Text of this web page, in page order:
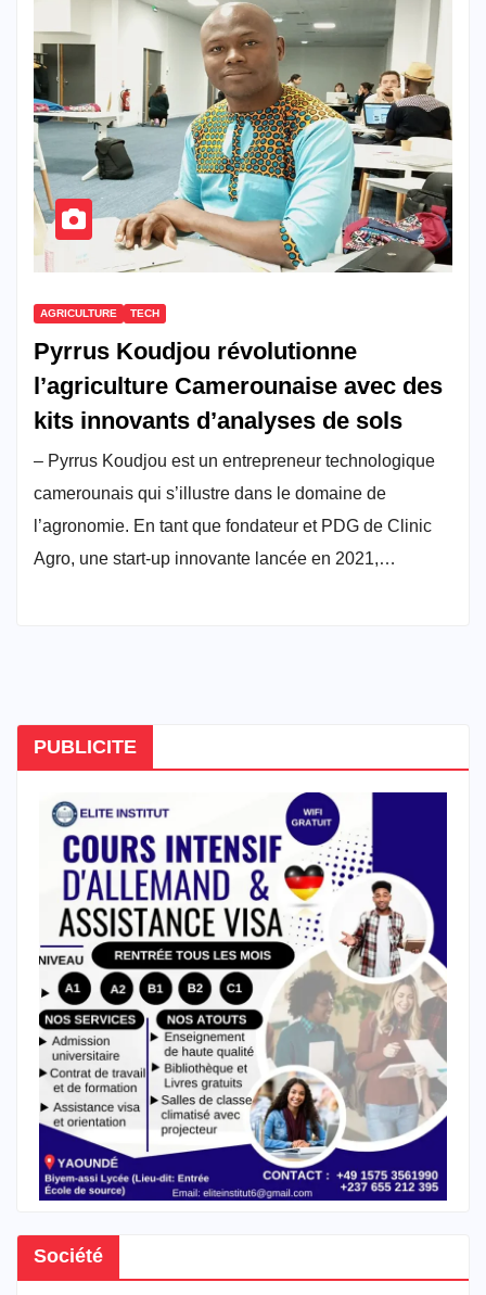
AGRICULTURE TECH
Pyrrus Koudjou révolutionne
l’agriculture Camerounaise avec des
kits innovants d’analyses de sols
– Pyrrus Koudjou est un entrepreneur technologique
camerounais qui s’illustre dans le domaine de
l’agronomie. En tant que fondateur et PDG de Clinic
Agro, une start-up innovante lancée en 2021,…
PUBLICITE
Société